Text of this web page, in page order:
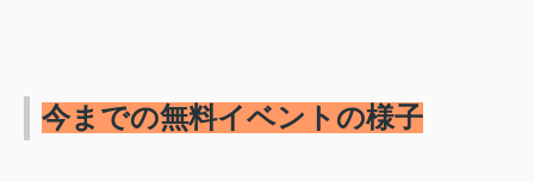
今までの無料イベントの様子